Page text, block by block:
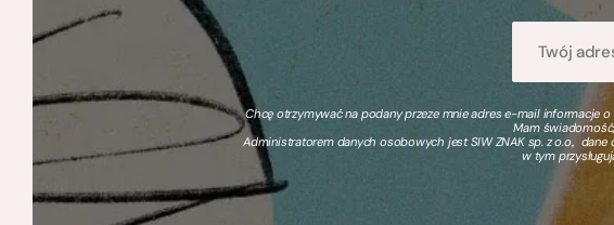
Chcę otrzymywać na podany przeze mnie adres e-mail informacje
Mam
Administratorem danych osobowych jest SIW ZNAK sp. z o.o.,
w tym